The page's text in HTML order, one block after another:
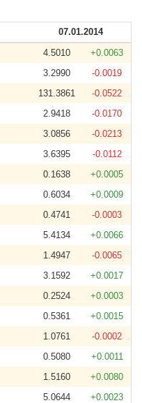
07.01.2014
4.5010
+0.0063
3.2990
-0.0019
131.3861
-0.0522
2.9418
-0.0170
3.0856
-0.0213
3.6395
-0.0112
0.1638
+0.0005
0.6034
+0.0009
0.4741
-0.0003
5.4134
+0.0066
1.4947
-0.0065
3.1592
+0.0017
0.2524
+0.0003
0.5361
+0.0015
1.0761
-0.0002
0.5080
+0.0011
1.5160
+0.0080
5.0644
+0.0023